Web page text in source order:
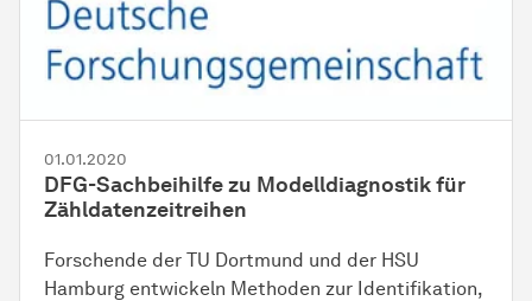
01.01.2020
DFG-Sachbeihilfe zu Modelldiagnostik für
Zähldatenzeitreihen
Forschende der TU Dortmund und der HSU
Hamburg entwickeln Methoden zur Identifikation,